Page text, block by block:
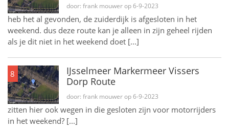
door: frank mouwer op 6-9-2023
heb het al gevonden, de zuiderdijk is afgesloten in het
weekend. dus deze route kan je alleen in zijn geheel rijden
als je dit niet in het weekend doet [...]
8
IJsselmeer Markermeer Vissers
Dorp Route
door: frank mouwer op 6-9-2023
zitten hier ook wegen in die gesloten zijn voor motorrijders
in het weekend? [...]